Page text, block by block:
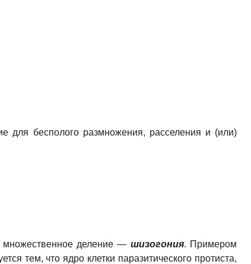
для бесполого размножения, расселения и (или)
множественное деление — шизогония. Примером
тем, что ядро клетки паразитического протиста,